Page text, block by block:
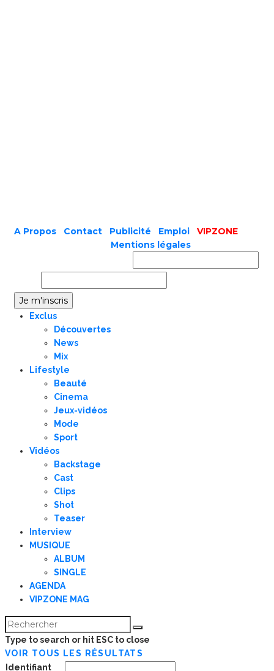
A Propos Contact Publicité Emploi
VIPZONE
Mentions légales
Exclus
Découvertes
News
Mix
Lifestyle
Beauté
Cinema
Jeux-vidéos
Mode
Sport
Vidéos
Backstage
Cast
Clips
Shot
Teaser
Interview
MUSIQUE
ALBUM
SINGLE
AGENDA
VIPZONE MAG
Type to search or hit ESC to close
VOIR TOUS LES RÉSULTATS
Identifiant